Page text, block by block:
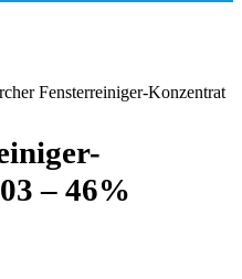
Fensterreiniger-Konzentrat
– 46%